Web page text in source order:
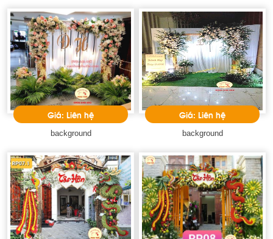
Giá: Liên hệ
background
Giá: Liên hệ
background